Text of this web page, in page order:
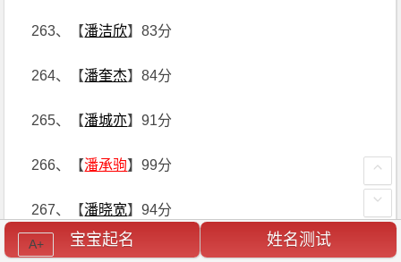
263、【潘洁欣】83分
264、【潘奎杰】84分
265、【潘城亦】91分
266、【潘承驹】99分
267、【潘晓宽】94分
268、【潘夫子】90分
宝宝起名 姓名测试
A+